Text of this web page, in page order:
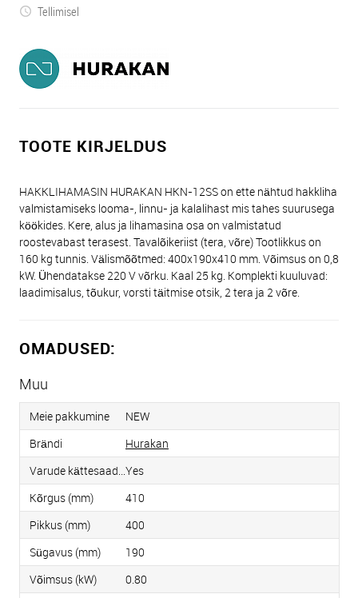
Tellimisel
TOOTE KIRJELDUS
HAKKLIHAMASIN HURAKAN HKN-12SS on ette nähtud hakkliha
valmistamiseks looma-, linnu- ja kalalihast mis tahes suurusega
köökides. Kere, alus ja lihamasina osa on valmistatud
roostevabast terasest. Tavalõikeriist (tera, võre) Tootlikkus on
160 kg tunnis. Välismõõtmed: 400x190x410 mm. Võimsus on 0,8
kW. Ühendatakse 220 V võrku. Kaal 25 kg. Komplekti kuuluvad:
laadimisalus, tõukur, vorsti täitmise otsik, 2 tera ja 2 võre.
OMADUSED:
Muu
Meie pakkumine
NEW
Brändi
Hurakan
Varude kättesaadavusYes
Kõrgus (mm)
410
Pikkus (mm)
400
Sügavus (mm)
190
Võimsus (kW)
0.80